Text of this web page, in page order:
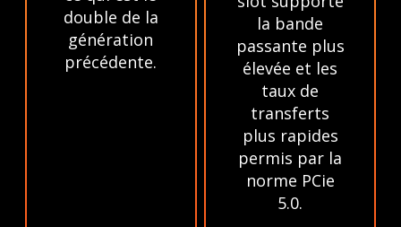
double de la
génération
précédente.
la bande
passante plus
élevée et les
taux de
transferts
plus rapides
permis par la
norme PCie
5.0.